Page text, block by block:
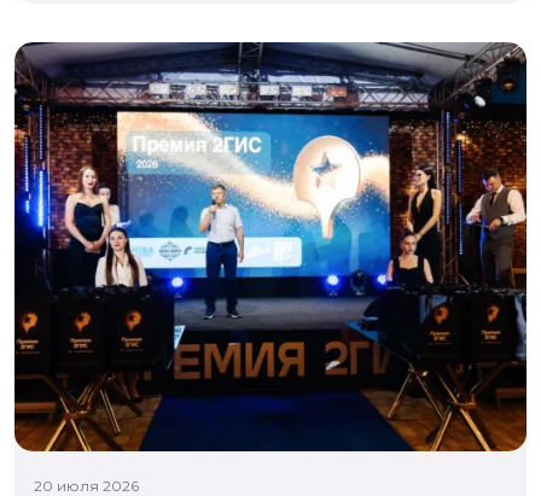
20 июля 2026